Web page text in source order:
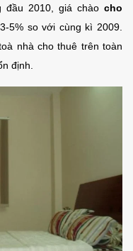
đầu 2010, giá chào cho
5% so với cùng kì 2009.
nhà cho thuê trên toàn
định.